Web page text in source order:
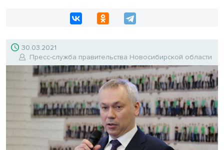
30.03.2021
Пресс-служба правительства Новосибирской области